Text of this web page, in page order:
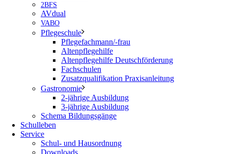
2BFS
AVdual
VABO
Pflegeschule
Pflegefachmann/-frau
Altenpflegehilfe
Altenpflegehilfe Deutschförderung
Fachschulen
Zusatzqualifikation Praxisanleitung
Gastronomie
2-jährige Ausbildung
3-jährige Ausbildung
Schema Bildungsgänge
Schulleben
Service
Schul- und Hausordnung
Downloads